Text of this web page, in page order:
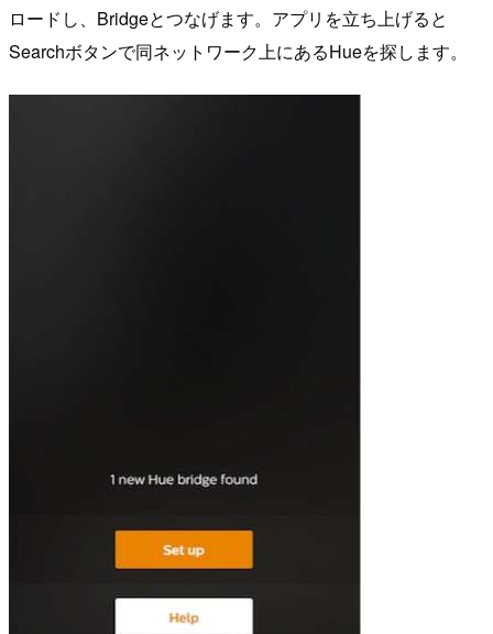
ロードし、Bridgeとつなげます。アプリを立ち上げると
Searchボタンで同ネットワーク上にあるHueを探します。